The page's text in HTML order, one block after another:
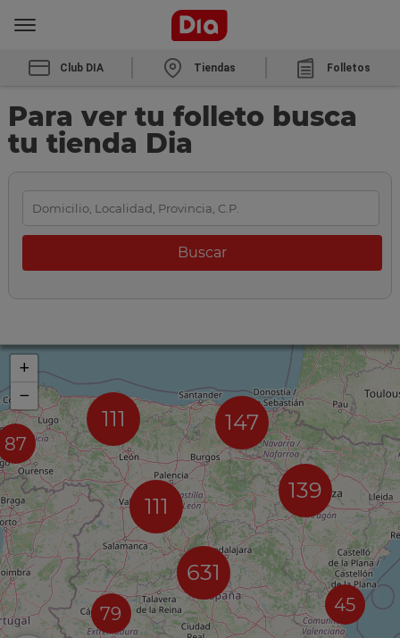
Club DIA Tiendas Folletos
Para ver tu folleto busca
tu tienda Dia
87
111 147
111
79
631
139
45
+
−